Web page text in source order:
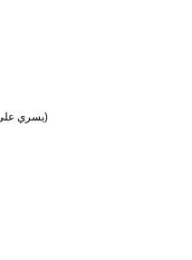
(يسري على تقرير واحد فقط لنفس نوع الترخيص)